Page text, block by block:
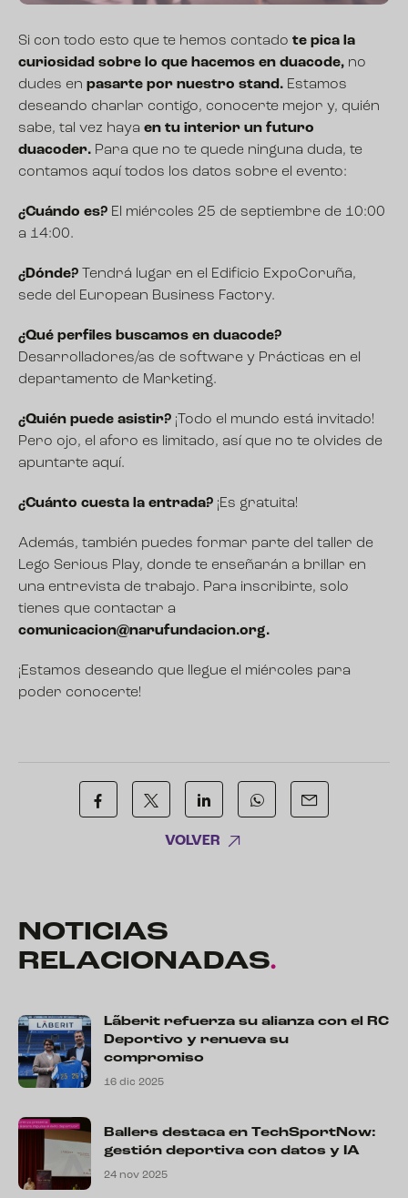
Si con todo esto que te hemos contado te pica la
curiosidad sobre lo que hacemos en duacode, no
dudes en pasarte por nuestro stand. Estamos
deseando charlar contigo, conocerte mejor y, quién
sabe, tal vez haya en tu interior un futuro
duacoder. Para que no te quede ninguna duda, te
contamos aquí todos los datos sobre el evento:
¿Cuándo es? El miércoles 25 de septiembre de 10:00
a 14:00.
¿Dónde?
Tendrá lugar en el Edificio ExpoCoruña,
sede del European Business Factory.
¿Qué perfiles buscamos en duacode?
Desarrolladores/as de software y Prácticas en el
departamento de Marketing.
¿Quién puede asistir? ¡Todo el mundo está invitado!
Pero ojo, el aforo es limitado, así que no te olvides de
apuntarte aquí.
¿Cuánto cuesta la entrada? ¡Es gratuita!
Además, también puedes formar parte del taller de
Lego Serious Play, donde te enseñarán a brillar en
una entrevista de trabajo. Para inscribirte, solo
tienes que contactar a
comunicacion@narufundacion.org.
¡Estamos deseando que llegue el miércoles para
poder conocerte!
VOLVER
NOTICIAS
RELACIONADAS.
Lãberit refuerza su alianza con el RC
Deportivo y renueva su
compromiso
16 dic 2025
Ballers destaca en TechSportNow:
gestión deportiva con datos y IA
24 nov 2025